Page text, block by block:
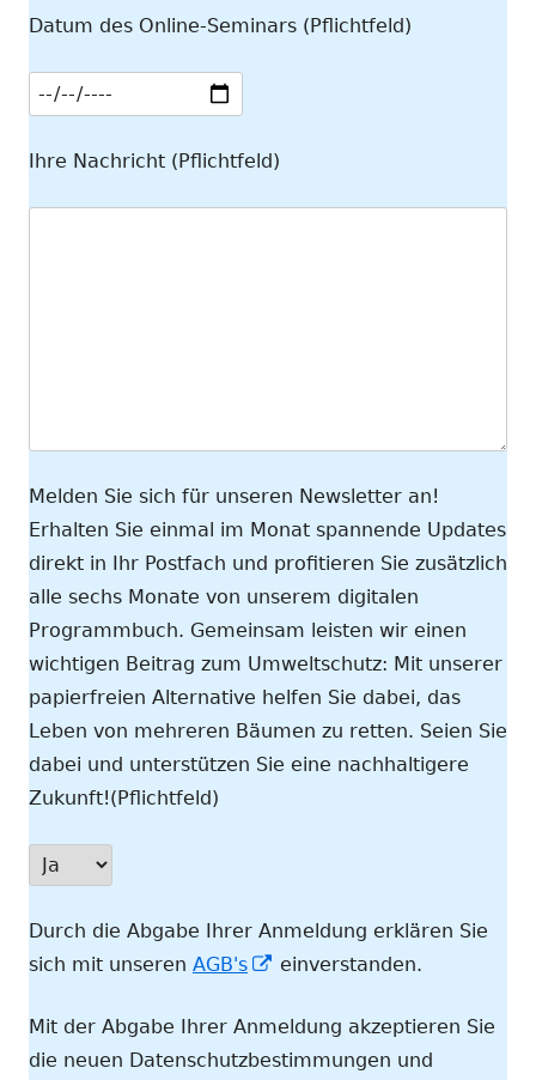
Datum des Online-Seminars (Pflichtfeld)
Ihre Nachricht (Pflichtfeld)
Melden Sie sich für unseren Newsletter an!
Erhalten Sie einmal im Monat spannende Updates
direkt in Ihr Postfach und profitieren Sie zusätzlich
alle sechs Monate von unserem digitalen
Programmbuch. Gemeinsam leisten wir einen
wichtigen Beitrag zum Umweltschutz: Mit unserer
papierfreien Alternative helfen Sie dabei, das
Leben von mehreren Bäumen zu retten. Seien Sie
dabei und unterstützen Sie eine nachhaltigere
Zukunft!(Pflichtfeld)
Durch die Abgabe Ihrer Anmeldung erklären Sie
sich mit unseren AGB's
In
Fenster
öffnen
einverstanden.
Mit der Abgabe Ihrer Anmeldung akzeptieren Sie
die neuen Datenschutzbestimmungen und